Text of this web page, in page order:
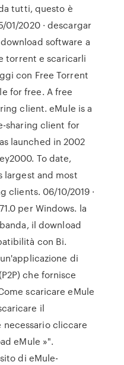
tutti, questo è
01/2020 · descargar
software a
torrent e scaricarli
con Free Torrent
for free. A free
client. eMule is a
sharing client for
launched in 2002
To date,
largest and most
clients. 06/10/2019 ·
per Windows. la
il download
con Bi.
di
che fornisce
scaricare eMule
il
necessario cliccare
eMule »".
di eMule-